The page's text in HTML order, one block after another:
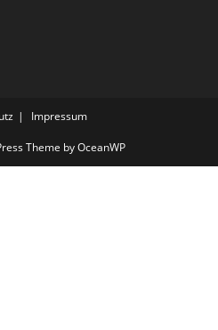
Impressum
Theme by OceanWP